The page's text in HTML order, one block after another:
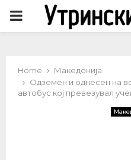
PRIMARY
Home
Македонија
Одземен и однесен на
автобус кој превезувал